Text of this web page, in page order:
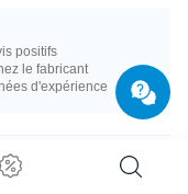
positifs
le fabricant
d'expérience